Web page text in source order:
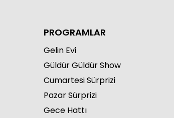
PROGRAMLAR
Gelin Evi
Güldür Güldür Show
Cumartesi Sürprizi
Pazar Sürprizi
Gece Hattı